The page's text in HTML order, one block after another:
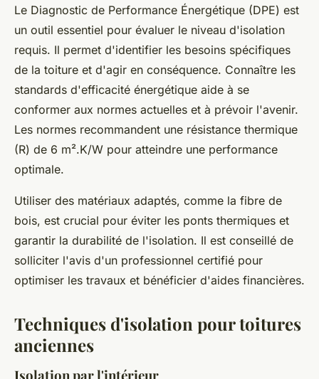
Le Diagnostic de Performance Énergétique (DPE) est
un outil essentiel pour évaluer le niveau d'isolation
requis. Il permet d'identifier les besoins spécifiques
de la toiture et d'agir en conséquence. Connaître les
standards d'efficacité énergétique aide à se
conformer aux normes actuelles et à prévoir l'avenir.
Les normes recommandent une résistance thermique
(R) de 6 m².K/W pour atteindre une performance
optimale.
Utiliser des matériaux adaptés, comme la fibre de
bois, est crucial pour éviter les ponts thermiques et
garantir la durabilité de l'isolation. Il est conseillé de
solliciter l'avis d'un professionnel certifié pour
optimiser les travaux et bénéficier d'aides financières.
Techniques d'isolation pour toitures
anciennes
Isolation par l'intérieur